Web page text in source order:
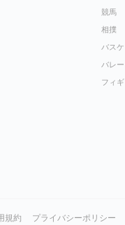
競馬
相撲
バスケ
バレー
フィ
規約 プライバシーポリシー